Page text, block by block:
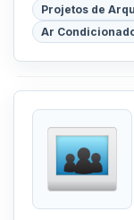
Projetos de
Ar